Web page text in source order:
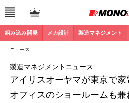
組み込み開発 メカ設計 製造マネジメント
ニュース
アイリスオーヤマが東京で
オフィスのショールームも兼
製造マネジメントニュース